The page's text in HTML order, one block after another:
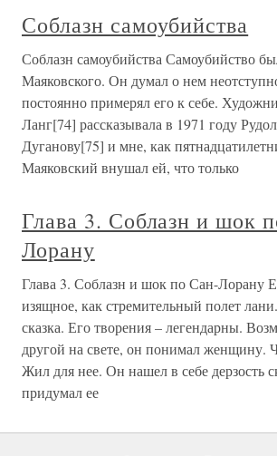
Соблазн самоубийства
Соблазн самоубийства Самоубийство
Маяковского. Он думал о нем
постоянно примерял его к себе.
Ланг[74] рассказывала в 1971 году
Дуганову[75] и мне, как
Маяковский внушал ей, что только
Глава 3. Соблазн и шок
Лорану
Глава 3. Соблазн и шок по Сан-Лорану
изящное, как стремительный полет
сказка. Его творения – легендарны.
другой на свете, он понимал женщину.
Жил для нее. Он нашел в себе дерзость
придумал ее